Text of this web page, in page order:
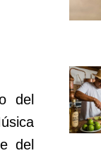
del
del